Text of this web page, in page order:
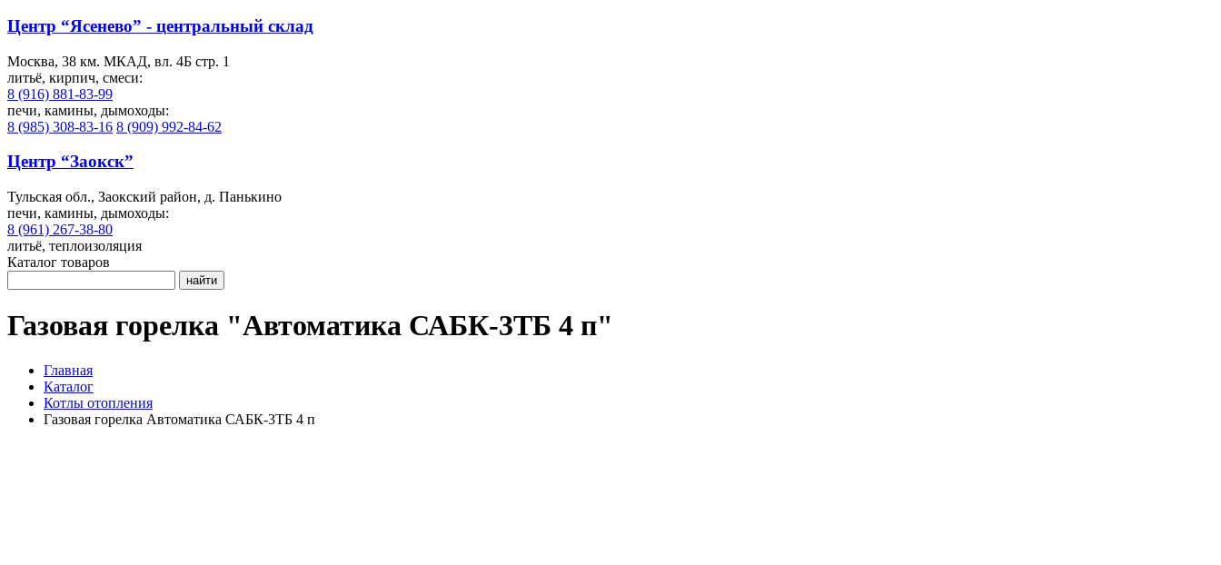
Центр “Ясенево” - центральный склад
Москва, 38 км. МКАД, вл. 4Б стр. 1
литьё, кирпич, смеси:
8 (916) 881-83-99
печи, камины, дымоходы:
8 (985) 308-83-16 8 (909) 992-84-62
Центр “Заокск”
Тульская обл., Заокский район, д. Панькино
печи, камины, дымоходы:
8 (961) 267-38-80
литьё, теплоизоляция
Каталог товаров
найти
Газовая горелка "Автоматика САБК-3ТБ 4 п"
Главная
Каталог
Котлы отопления
Газовая горелка Автоматика САБК-3ТБ 4 п